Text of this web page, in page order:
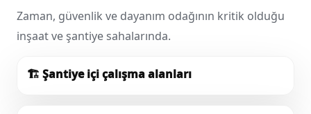
Zaman, güvenlik ve dayanım odağının kritik olduğu
inşaat ve şantiye sahalarında.
🏗️ Şantiye içi çalışma alanları